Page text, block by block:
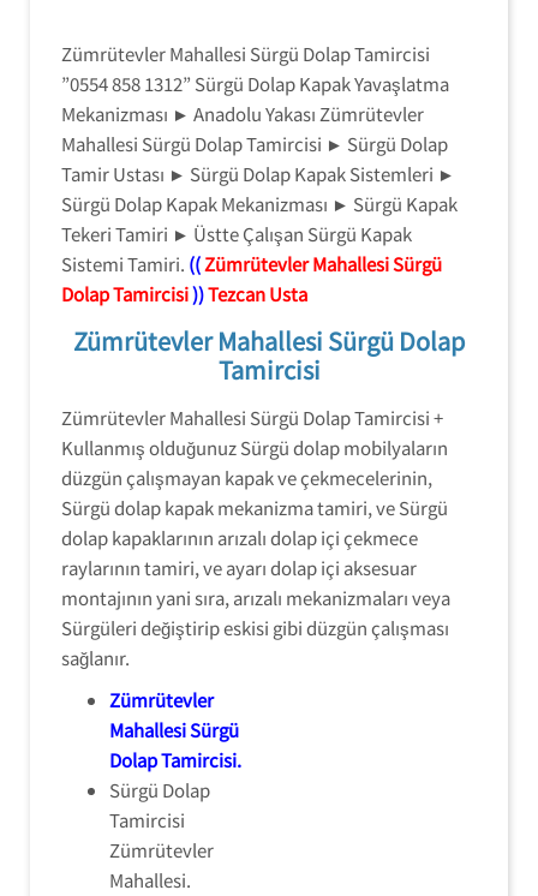
Zümrütevler Mahallesi Sürgü Dolap Tamircisi
”0554 858 1312” Sürgü Dolap Kapak Yavaşlatma
Mekanizması ► Anadolu Yakası Zümrütevler
Mahallesi Sürgü Dolap Tamircisi ► Sürgü Dolap
Tamir Ustası ► Sürgü Dolap Kapak Sistemleri ►
Sürgü Dolap Kapak Mekanizması ► Sürgü Kapak
Tekeri Tamiri ► Üstte Çalışan Sürgü Kapak
Sistemi Tamiri. ((Zümrütevler Mahallesi Sürgü
Dolap Tamircisi))Tezcan Usta
Zümrütevler Mahallesi Sürgü Dolap
Tamircisi
Zümrütevler Mahallesi Sürgü Dolap Tamircisi +
Kullanmış olduğunuz Sürgü dolap mobilyaların
düzgün çalışmayan kapak ve çekmecelerinin,
Sürgü dolap kapak mekanizma tamiri, ve Sürgü
dolap kapaklarının arızalı dolap içi çekmece
raylarının tamiri, ve ayarı dolap içi aksesuar
montajının yani sıra, arızalı mekanizmaları veya
Sürgüleri değiştirip eskisi gibi düzgün çalışması
sağlanır.
Zümrütevler
Mahallesi Sürgü
Dolap Tamircisi.
Sürgü Dolap
Tamircisi
Zümrütevler
Mahallesi.